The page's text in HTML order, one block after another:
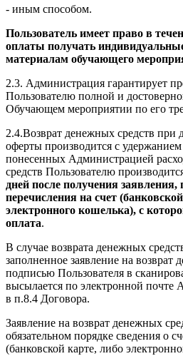
- иным способом.
Пользователь имеет право в
оплаты получать
материалам обучающего
2.3. Администрация гарантирует
Пользователю полной и
Обучающем мероприятии по его
2.4.Возврат денежных средств при
оферты производится с
понесенных Администрацией
средств Пользователю
дней после получения заявления,
перечисления на счет
электронного кошелька), с
оплата.
В случае возврата денежных
заполненное заявление на возврат
подписью Пользователя в
высылается по электронной почте
в п.8.4 Договора.
Заявление на возврат денежных
обязательном порядке сведения о
(банковской карте, либо